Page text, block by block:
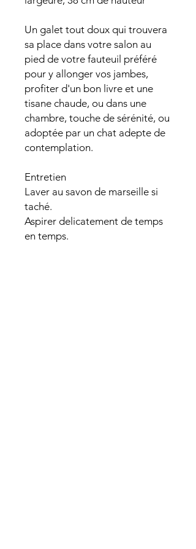
Un galet tout doux qui trouvera
sa place dans votre salon au
pied de votre fauteuil préféré
pour y allonger vos jambes,
profiter d'un bon livre et une
tisane chaude, ou dans une
chambre, touche de sérénité, ou
adoptée par un chat adepte de
contemplation.
Entretien
Laver au savon de marseille si
taché.
Aspirer delicatement de temps
en temps.